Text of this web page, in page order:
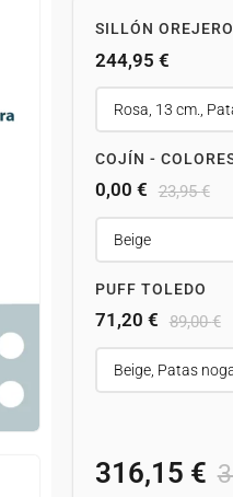
SILLÓN
244,95 €
COJÍN -
23,95€
0,00 €
PUFF TOLEDO
89,00€
71,20 €
316,15 €